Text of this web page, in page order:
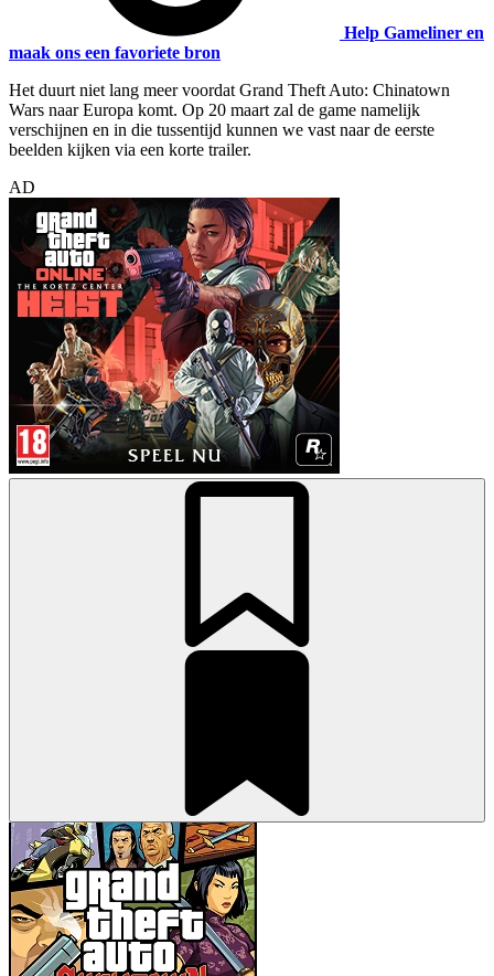
Help Gameliner en
maak ons een favoriete bron
Het duurt niet lang meer voordat Grand Theft Auto: Chinatown
Wars naar Europa komt. Op 20 maart zal de game namelijk
verschijnen en in die tussentijd kunnen we vast naar de eerste
beelden kijken via een korte trailer.
AD